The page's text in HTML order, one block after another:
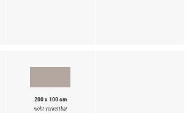
200 x 100 cm
nicht verkettbar